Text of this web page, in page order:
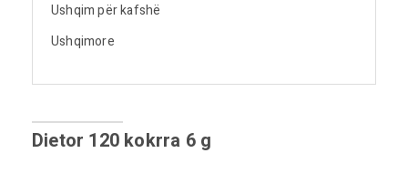
Ushqim për kafshë
Ushqimore
Dietor 120 kokrra 6 g